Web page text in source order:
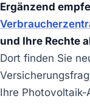
Ergänzend
und Ihre Rechte
Dort finden Sie
Ihre Photovoltaik-